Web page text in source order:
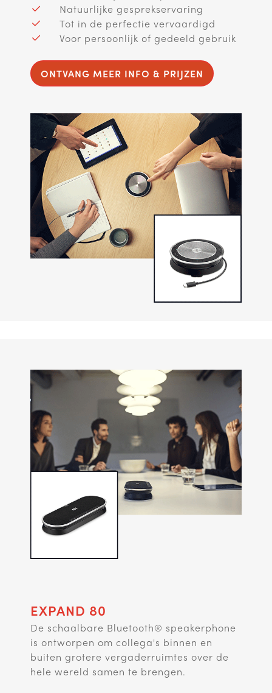
Natuurlijke gesprekservaring
Tot in de perfectie vervaardigd
Voor persoonlijk of gedeeld gebruik
ONTVANG MEER INFO & PRIJZEN
EXPAND 80
De schaalbare Bluetooth® speakerphone
is ontworpen om collega's binnen en
buiten grotere vergaderruimtes over de
hele wereld samen te brengen.